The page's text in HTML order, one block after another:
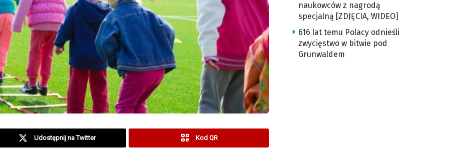
Udostępnij na Twitter Kod QR
naukowców z nagrodą
specjalną [ZDJĘCIA, WIDEO]
616 lat temu Polacy odnieśli
zwycięstwo w bitwie pod
Grunwaldem